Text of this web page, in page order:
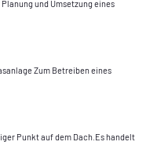
und Umsetzung eines
Zum Betreiben eines
Punkt auf dem Dach.Es handelt